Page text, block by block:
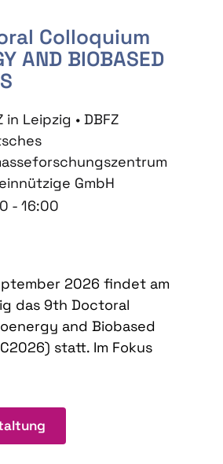
Colloquium
AND BIOBASED
in Leipzig • DBFZ
GmbH
- 16:00
2026 findet am
das 9th Doctoral
and Biobased
statt. Im Fokus